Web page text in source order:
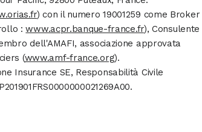
) con il numero 19001259 come Broker
:www.acpr.banque-france.fr), Consulente
dell'AMAFI, associazione approvata
(www.amf-france.org).
Insurance SE, Responsabilità Civile